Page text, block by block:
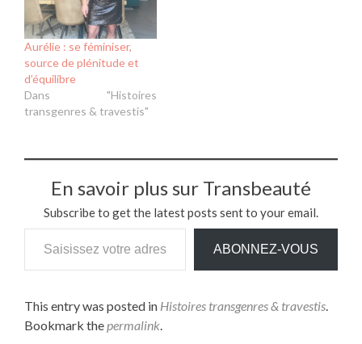
Aurélie : se féminiser,
source de plénitude et
d’équilibre
Dans "Histoires
transgenres & travestis"
En savoir plus sur Transbeauté
Subscribe to get the latest posts sent to your email.
Saisissez votre adresse e-mail…
ABONNEZ-VOUS
This entry was posted in Histoires transgenres & travestis
Bookmark the permalink